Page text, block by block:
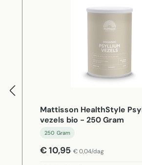
Mattisson HealthStyle
vezels bio - 250 Gram
250 Gram
€ 10,95 € 0,04/dag